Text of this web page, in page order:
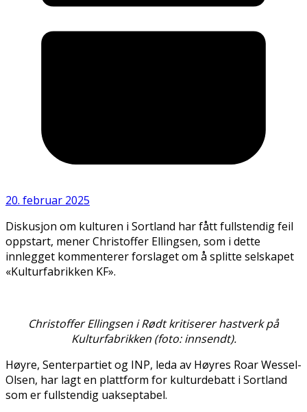
20. februar 2025
Diskusjon om kulturen i Sortland har fått fullstendig feil
oppstart, mener Christoffer Ellingsen, som i dette
innlegget kommenterer forslaget om å splitte selskapet
«Kulturfabrikken KF».
Christoffer Ellingsen i Rødt kritiserer hastverk på
Kulturfabrikken (foto: innsendt).
Høyre, Senterpartiet og INP, leda av Høyres Roar Wessel-
Olsen, har lagt en plattform for kulturdebatt i Sortland
som er fullstendig uakseptabel.